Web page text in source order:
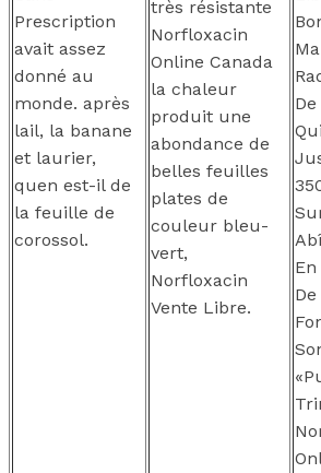
Prescription
avait assez
donné au
monde. après
lail, la banane
et laurier,
quen est-il de
la feuille de
corossol.
très résistante
Norfloxacin
Online Canada
la chaleur
produit une
abondance de
belles feuilles
plates de
couleur bleu-
vert,
Norfloxacin
Vente Libre.
De